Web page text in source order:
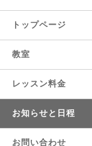
トップページ
教室
レッスン料金
お知らせと日程
お問い合わせ